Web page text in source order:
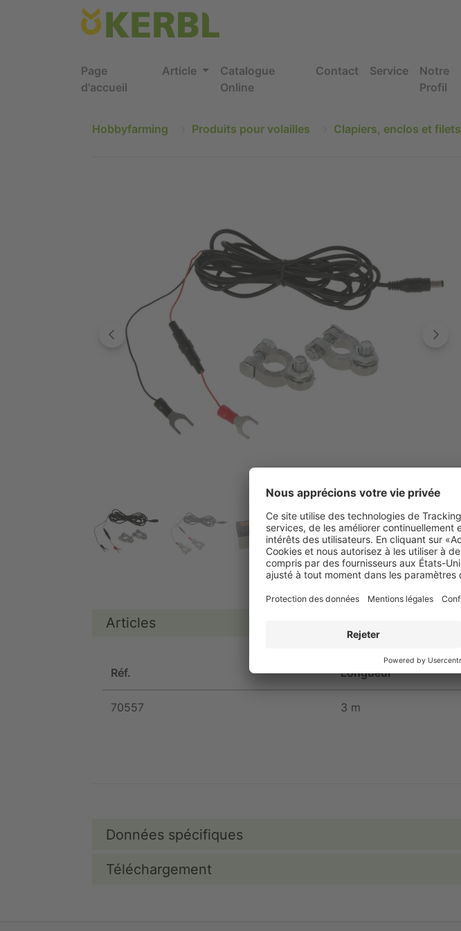
Page
d'accueil
Article
Catalogue
Online
Contact Service
Notre
Profil
Hobbyfarming Produits pour volailles Clapiers, enclos et filets
Articles
Réf. Longueur
70557 3 m
Données spécifiques
Téléchargement